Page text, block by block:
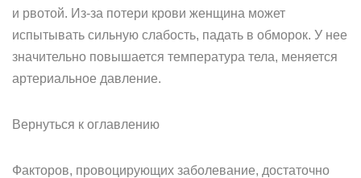
и рвотой. Из-за потери крови женщина может
испытывать сильную слабость, падать в обморок. У нее
значительно повышается температура тела, меняется
артериальное давление.
Вернуться к оглавлению
Факторов, провоцирующих заболевание, достаточно